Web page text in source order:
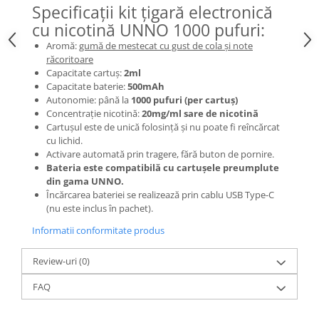
Specificații kit țigară electronică
cu nicotină UNNO 1000 pufuri:
Aromă:gumă de mestecat cu gust de cola și note
răcoritoare
Capacitate cartuș:2ml
Capacitate baterie:500mAh
Autonomie: până la 1000 pufuri (per cartuș)
Concentrație nicotină:20mg/ml sare de nicotină
Cartușul este de unică folosință și nu poate fi reîncărcat
cu lichid.
Activare automată prin tragere, fără buton de pornire.
Bateria este compatibilă cu cartușele preumplute
din gama UNNO.
Încărcarea bateriei se realizează prin cablu USB Type-C
(nu este inclus în pachet).
Informatii conformitate produs
Review-uri(0)
FAQ